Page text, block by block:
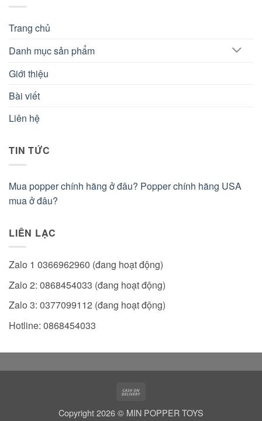
Trang chủ
Danh mục sản phẩm
Giới thiệu
Bài viết
Liên hệ
TIN TỨC
Mua popper chính hãng ở đâu? Popper chính hãng USA
mua ở đâu?
LIÊN LẠC
Zalo 1 0366962960 (đang hoạt động)
Zalo 2: 0868454033 (đang hoạt động)
Zalo 3: 0377099112 (đang hoạt động)
Hotline: 0868454033
Delivery
Copyright 2026 © MIN POPPER TOYS